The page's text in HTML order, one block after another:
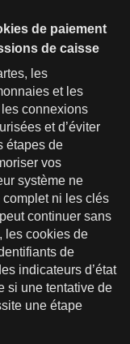
de paiement
de caisse
les
et les
connexions
et d’éviter
étapes de
vos
système ne
ni les clés
continuer sans
les cookies de
de
indicateurs d’état
si une tentative de
une étape